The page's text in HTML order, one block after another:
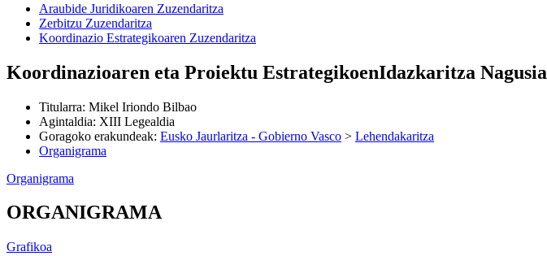
Araubide Juridikoaren Zuzendaritza
Zerbitzu Zuzendaritza
Koordinazio Estrategikoaren Zuzendaritza
Koordinazioaren eta Proiektu EstrategikoenIdazkaritza Nagusia
Titularra: Mikel Iriondo Bilbao
Agintaldia: XIII Legealdia
Goragoko erakundeak: Eusko Jaurlaritza - Gobierno Vasco > Lehendakaritza
Organigrama
Organigrama
ORGANIGRAMA
Grafikoa